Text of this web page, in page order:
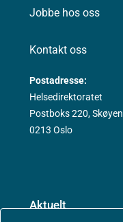
Jobbe hos oss
Kontakt oss
Postadresse:
Helsedirektoratet
Postboks 220, Skøyen
0213 Oslo
Aktuelt